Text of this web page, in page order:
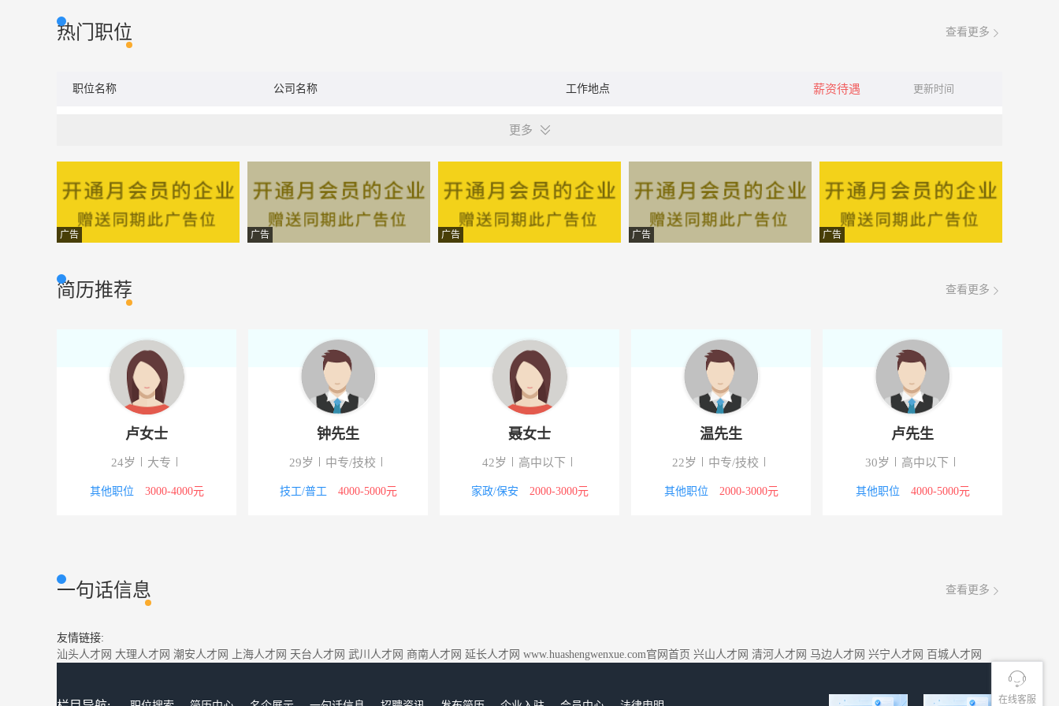
在线客服
热门职位 查看更多
职位名称 公司名称 工作地点 薪资待遇 更新时间
更多
广告 广告 广告 广告 广告
简历推荐 查看更多
卢女士
24岁 大专
其他职位 3000-4000元
钟先生
29岁 中专/技校
技工/普工 4000-5000元
聂女士
42岁 高中以下
家政/保安 2000-3000元
温先生
22岁 中专/技校
其他职位 2000-3000元
卢先生
30岁 高中以下
其他职位 4000-5000元
一句话信息 查看更多
友情链接:
汕头人才网 大理人才网 潮安人才网 上海人才网 天台人才网 武川人才网 商南人才网 延长人才网 www.huashengwenxue.com官网首页 兴山人才网 清河人才网 马边人才网 兴宁人才网 百城人才网